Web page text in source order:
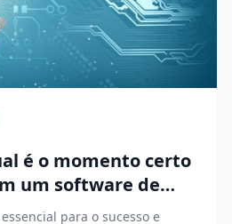
é o momento certo
um software de
para o sucesso e